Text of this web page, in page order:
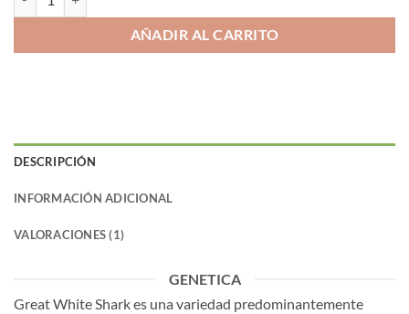
AÑADIR AL CARRITO
DESCRIPCIÓN
INFORMACIÓN ADICIONAL
VALORACIONES (1)
GENETICA
Great White Shark es una variedad predominantemente